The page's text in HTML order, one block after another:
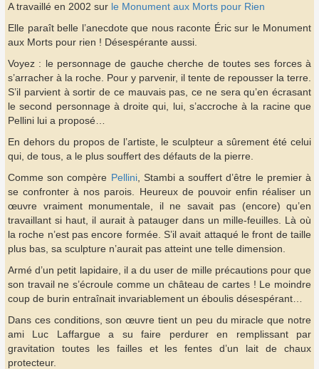
A travaillé en 2002 sur le Monument aux Morts pour Rien
Elle paraît belle l’anecdote que nous raconte Éric sur le Monument
aux Morts pour rien ! Désespérante aussi.
Voyez : le personnage de gauche cherche de toutes ses forces à
s’arracher à la roche. Pour y parvenir, il tente de repousser la terre.
S’il parvient à sortir de ce mauvais pas, ce ne sera qu’en écrasant
le second personnage à droite qui, lui, s’accroche à la racine que
Pellini lui a proposé…
En dehors du propos de l’artiste, le sculpteur a sûrement été celui
qui, de tous, a le plus souffert des défauts de la pierre.
Comme son compère Pellini, Stambi a souffert d’être le premier à
se confronter à nos parois. Heureux de pouvoir enfin réaliser un
œuvre vraiment monumentale, il ne savait pas (encore) qu’en
travaillant si haut, il aurait à patauger dans un mille-feuilles. Là où
la roche n’est pas encore formée. S’il avait attaqué le front de taille
plus bas, sa sculpture n’aurait pas atteint une telle dimension.
Armé d’un petit lapidaire, il a du user de mille précautions pour que
son travail ne s’écroule comme un château de cartes ! Le moindre
coup de burin entraînait invariablement un éboulis désespérant…
Dans ces conditions, son œuvre tient un peu du miracle que notre
ami Luc Laffargue a su faire perdurer en remplissant par
gravitation toutes les failles et les fentes d’un lait de chaux
protecteur.